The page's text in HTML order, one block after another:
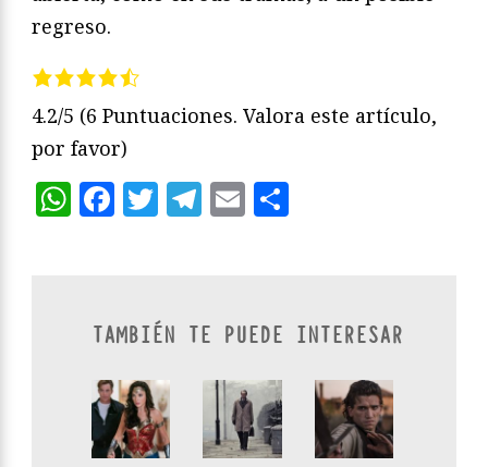
regreso.
4.2/5 (6 Puntuaciones. Valora este artículo,
por favor)
WhatsApp
Facebook
Twitter
Telegram
Email
TAMBIÉN TE PUEDE INTERESAR